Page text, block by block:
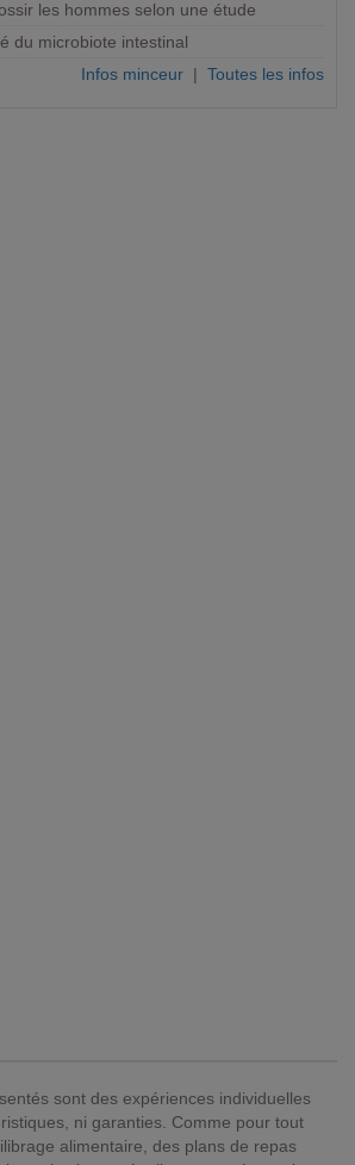
les hommes selon une étude
du microbiote intestinal
Infos minceur | Toutes les infos
sont des expériences individuelles
ni garanties. Comme pour tout
alimentaire, des plans de repas